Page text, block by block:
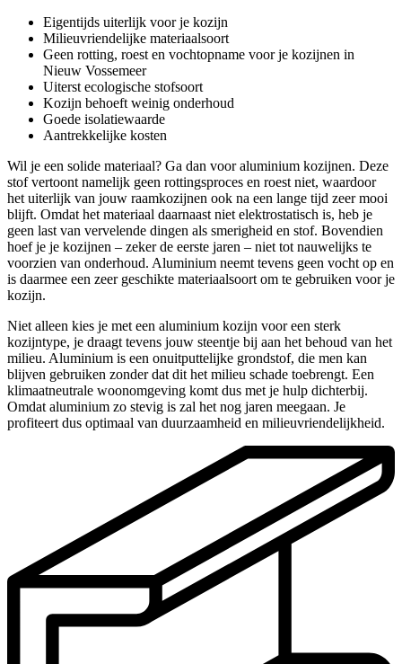
Eigentijds uiterlijk voor je kozijn
Milieuvriendelijke materiaalsoort
Geen rotting, roest en vochtopname voor je kozijnen in
Nieuw Vossemeer
Uiterst ecologische stofsoort
Kozijn behoeft weinig onderhoud
Goede isolatiewaarde
Aantrekkelijke kosten
Wil je een solide materiaal? Ga dan voor aluminium kozijnen. Deze
stof vertoont namelijk geen rottingsproces en roest niet, waardoor
het uiterlijk van jouw raamkozijnen ook na een lange tijd zeer mooi
blijft. Omdat het materiaal daarnaast niet elektrostatisch is, heb je
geen last van vervelende dingen als smerigheid en stof. Bovendien
hoef je je kozijnen – zeker de eerste jaren – niet tot nauwelijks te
voorzien van onderhoud. Aluminium neemt tevens geen vocht op en
is daarmee een zeer geschikte materiaalsoort om te gebruiken voor je
kozijn.
Niet alleen kies je met een aluminium kozijn voor een sterk
kozijntype, je draagt tevens jouw steentje bij aan het behoud van het
milieu. Aluminium is een onuitputtelijke grondstof, die men kan
blijven gebruiken zonder dat dit het milieu schade toebrengt. Een
klimaatneutrale woonomgeving komt dus met je hulp dichterbij.
Omdat aluminium zo stevig is zal het nog jaren meegaan. Je
profiteert dus optimaal van duurzaamheid en milieuvriendelijkheid.